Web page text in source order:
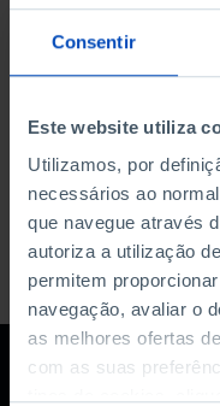
Consentir
Este website utiliza
Utilizamos, por
necessários ao
que navegue através
autoriza a utilização
permitem
navegação, avaliar o
as melhores ofertas
com as suas
DATA DE FIM